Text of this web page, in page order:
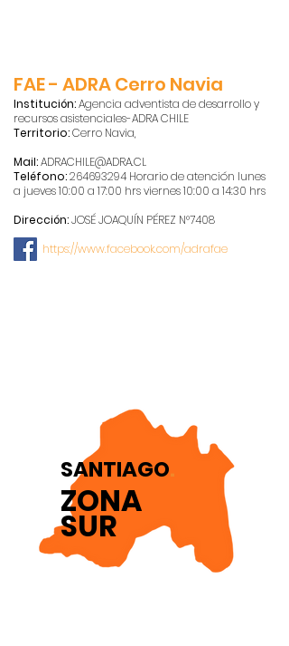
FAE - ADRA Cerro Navia
Institución:Agencia adventista de desarrollo y
recursos asistenciales-ADRA CHILE
Territorio:Cerro Navia,
Mail:ADRACHILE@ADRA.CL
Teléfono:264693294 Horario de atención lunes
a jueves 10:00 a 17:00 hrs viernes 10:00 a 14:30 hrs
Dirección:JOSÉ JOAQUÍN PÉREZ N°7408
https://www.facebook.com/adrafae
SANTIAGO.
ZONA
SUR